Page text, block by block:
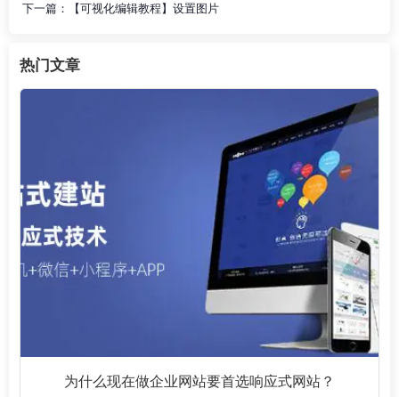
下一篇：
【可视化编辑教程】设置图片
热门文章
为什么现在做企业网站要首选响应式网站？